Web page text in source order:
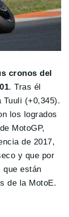
cronos del
. Tras él
Tuuli (+0,345).
los logrados
MotoGP,
de 2017,
y que por
que están
de la MotoE.